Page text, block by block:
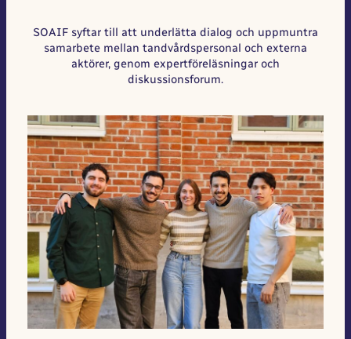
SOAIF syftar till att underlätta dialog och uppmuntra
samarbete mellan tandvårdspersonal och externa
aktörer, genom expertföreläsningar och
diskussionsforum.